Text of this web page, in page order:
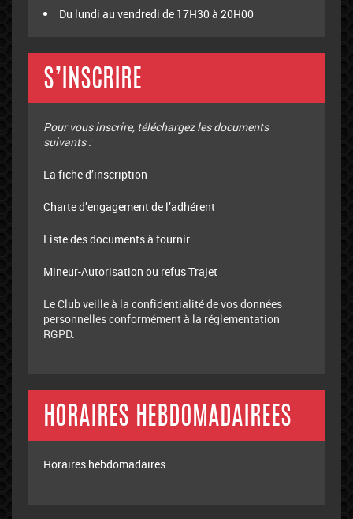
Du lundi au vendredi de 17H30 à 20H00
S’INSCRIRE
Pour vous inscrire, téléchargez les documents
suivants :
La fiche d’inscription
Charte d’engagement de l’adhérent
Liste des documents à fournir
Mineur-Autorisation ou refus Trajet
Le Club veille à la confidentialité de vos données
personnelles conformément à la réglementation
RGPD.
HORAIRES HEBDOMADAIREES
Horaires hebdomadaires